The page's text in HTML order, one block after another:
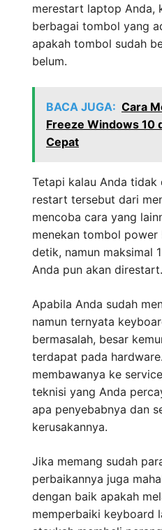
merestart laptop Anda,
berbagai tombol yang
apakah tombol sudah
belum.
BACA JUGA: Cara
Freeze Windows 10
Cepat
Tetapi kalau Anda tidak
restart tersebut dari
mencoba cara yang
menekan tombol
detik, namun maksimal
Anda pun akan direstart.
Apabila Anda sudah
namun ternyata
bermasalah, besar
terdapat pada
membawanya ke
teknisi yang Anda
apa penyebabnya dan
kerusakannya.
Jika memang sudah
perbaikannya juga
dengan baik apakah
memperbaiki keyboard